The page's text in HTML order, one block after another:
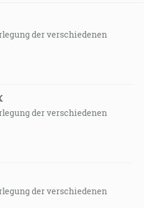
der verschiedenen
der verschiedenen
der verschiedenen